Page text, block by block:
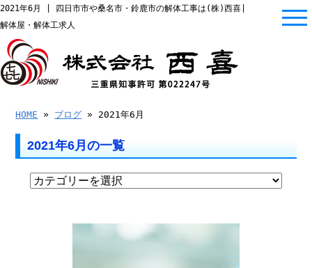
2021年6月 | 四日市市や桑名市・鈴鹿市の解体工事は(株)西喜|
解体屋・解体工求人
HOME » ブログ » 2021年6月
2021年6月の一覧